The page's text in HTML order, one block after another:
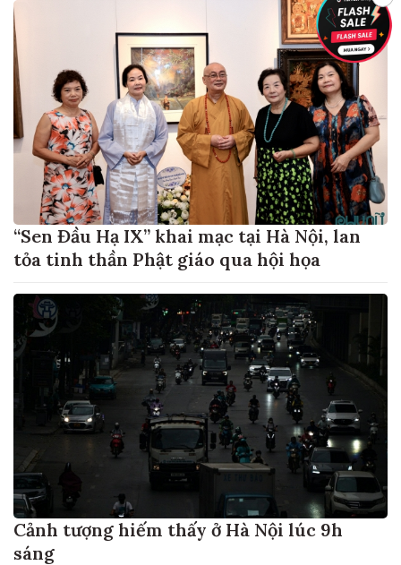
“Sen Đầu Hạ IX” khai mạc tại Hà Nội, lan
tỏa tinh thần Phật giáo qua hội họa
Cảnh tượng hiếm thấy ở Hà Nội lúc 9h
sáng